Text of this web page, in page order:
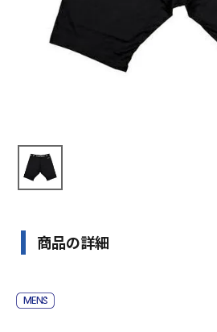
ご利用ガイド
お問い合わせ
商品の詳細